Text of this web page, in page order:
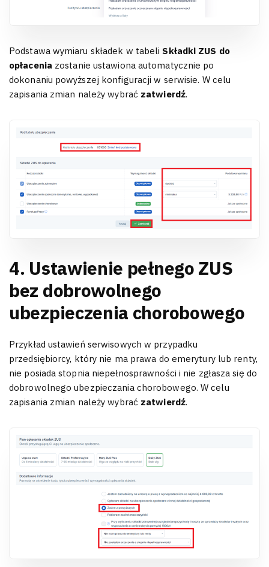
Podstawa wymiaru składek w tabeli Składki ZUS do
opłacenia zostanie ustawiona automatycznie po
dokonaniu powyższej konfiguracji w serwisie. W celu
zapisania zmian należy wybrać zatwierdź.
4. Ustawienie pełnego ZUS
bez dobrowolnego
ubezpieczenia chorobowego
Przykład ustawień serwisowych w przypadku
przedsiębiorcy, który nie ma prawa do emerytury lub renty,
nie posiada stopnia niepełnosprawności i nie zgłasza się do
dobrowolnego ubezpieczania chorobowego. W celu
zapisania zmian należy wybrać zatwierdź.